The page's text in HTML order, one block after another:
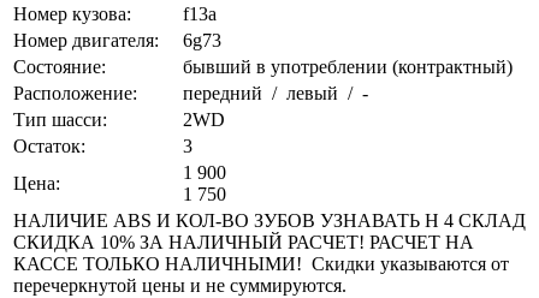
Номер кузова:
f13a
Номер двигателя:
6g73
Состояние:
бывший в употреблении (контрактный)
Расположение:
передний / левый / -
Тип шасси:
2WD
Остаток:
3
Цена:
1 900
1 750
НАЛИЧИЕ ABS И КОЛ-ВО ЗУБОВ УЗНАВАТЬ Н 4 СКЛАД
СКИДКА 10% ЗА НАЛИЧНЫЙ РАСЧЕТ! РАСЧЕТ НА
КАССЕ ТОЛЬКО НАЛИЧНЫМИ! Скидки указываются от
перечеркнутой цены и не суммируются.